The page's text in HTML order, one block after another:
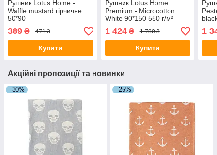
Рушник Lotus Home -
Waffle mustard гірчичне
50*90
389 ₴ 471 ₴
Купити
Рушник Lotus Home
Premium - Microcotton
White 90*150 550 г/м²
1 424₴ 1 780 ₴
Купити
1
Акційні пропозиції та новинки
–30% –25%